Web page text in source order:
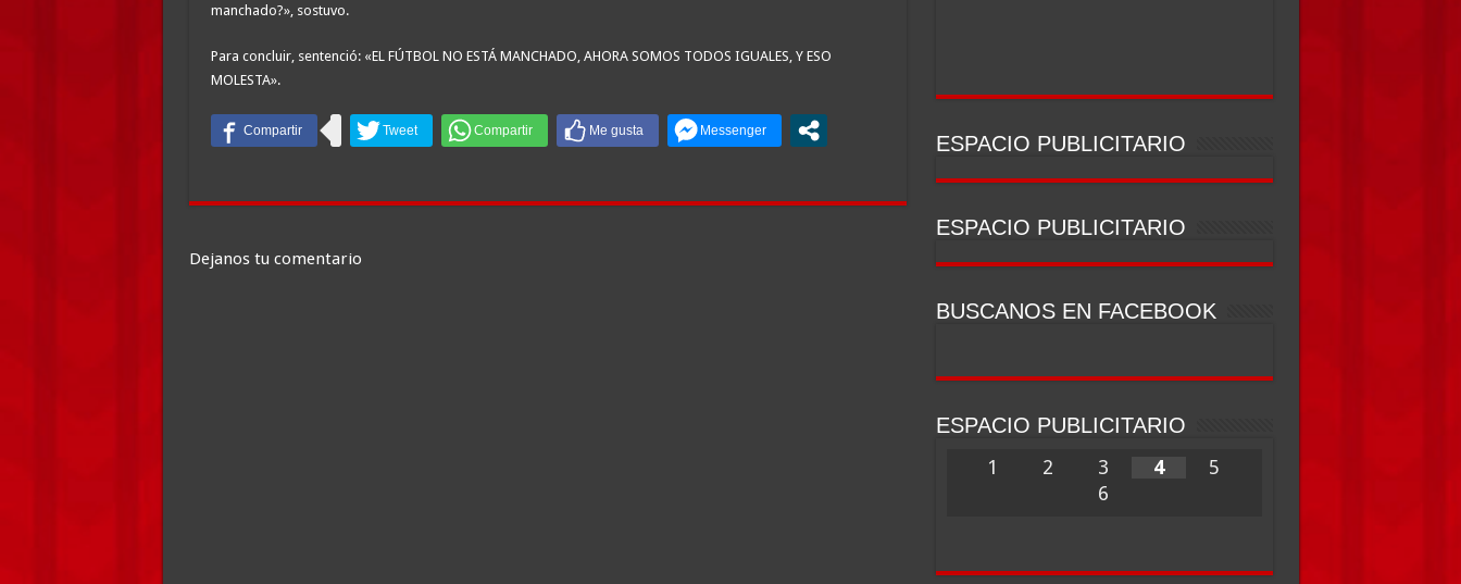
manchado?», sostuvo.
Para concluir, sentenció: «EL FÚTBOL NO ESTÁ MANCHADO, AHORA SOMOS TODOS IGUALES, Y ESO
MOLESTA».
Dejanos tu comentario
ESPACIO PUBLICITARIO
ESPACIO PUBLICITARIO
BUSCANOS EN FACEBOOK
ESPACIO PUBLICITARIO
1 2 3 4
5
6